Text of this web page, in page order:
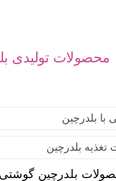
محصولات تولیدی
با بلدرچین
تغذیه بلدرچین
بلدرچین گوشتی